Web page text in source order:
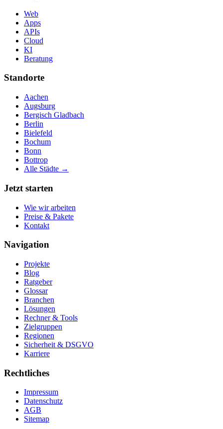
Web
Apps
APIs
Cloud
KI
Beratung
Standorte
Aachen
Augsburg
Bergisch Gladbach
Berlin
Bielefeld
Bochum
Bonn
Bottrop
Alle Städte →
Jetzt starten
Wie wir arbeiten
Preise & Pakete
Kontakt
Navigation
Projekte
Blog
Ratgeber
Glossar
Branchen
Lösungen
Rechner & Tools
Zielgruppen
Regionen
Sicherheit & DSGVO
Karriere
Rechtliches
Impressum
Datenschutz
AGB
Sitemap